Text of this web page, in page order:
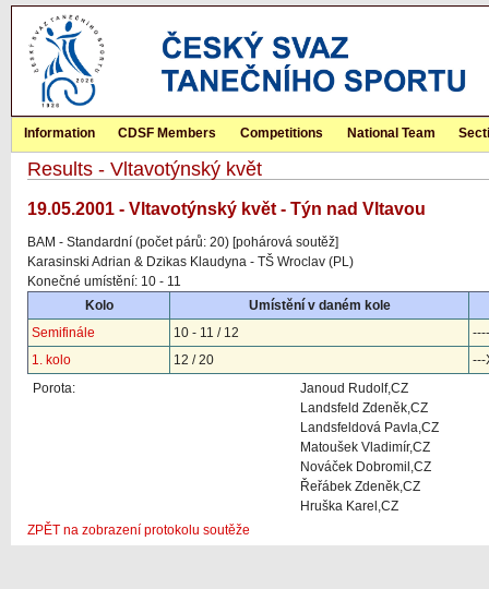
Information CDSF Members Competitions National Team
Results - Vltavotýnský květ
19.05.2001 - Vltavotýnský květ - Týn nad Vltavou
BAM - Standardní (počet párů: 20) [pohárová soutěž]
Karasinski Adrian & Dzikas Klaudyna - TŠ Wroclav (PL)
Konečné umístění: 10 - 11
Kolo
Umístění v daném kole
Semifinále
10 - 11 / 12
1. kolo
12 / 20
---
Porota:
Janoud Rudolf,CZ
Landsfeld Zdeněk,CZ
Landsfeldová Pavla,CZ
Matoušek Vladimír,CZ
Nováček Dobromil,CZ
Řeřábek Zdeněk,CZ
Hruška Karel,CZ
ZPĚT na zobrazení protokolu soutěže